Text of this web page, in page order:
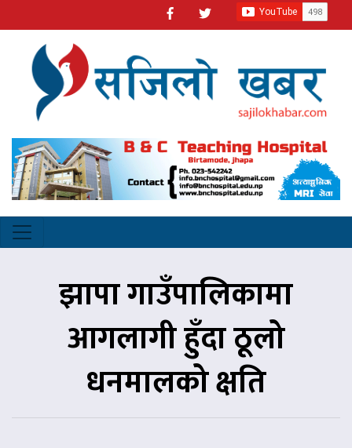
झापा गाउँपालिकामा
आगलागी हुँदा ठूलो
धनमालको क्षति